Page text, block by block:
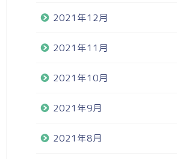
2021年12月
2021年11月
2021年10月
2021年9月
2021年8月